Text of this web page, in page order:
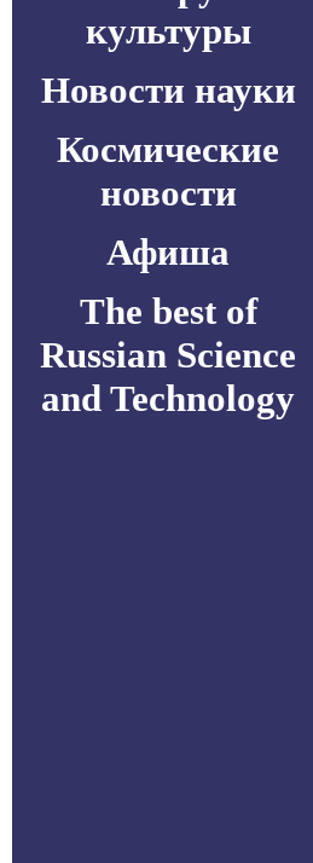
культуры
Новости науки
Космические
новости
Афиша
The best of
Russian Science
and Technology